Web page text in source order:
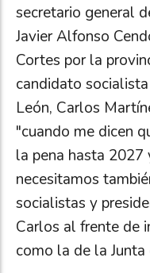
secretario general
Javier Alfonso
Cortes por la
candidato
León, Carlos
"cuando me dicen
la pena hasta 2027
necesitamos
socialistas y
Carlos al frente de
como la de la